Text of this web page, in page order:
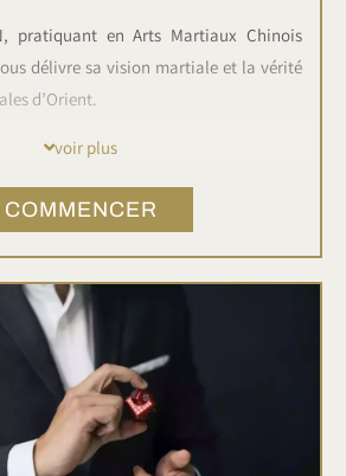
pratiquant en Arts Martiaux Chinois
délivre sa vision martiale et la vérité
d’Orient.
martial et tous les bienfaits de
de tous les jours et surtout dans tous
voir plus
COMMENCER